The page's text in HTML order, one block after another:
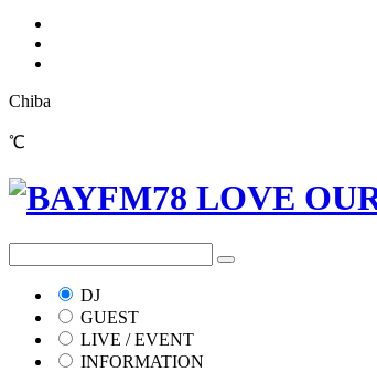
Chiba
℃
DJ
GUEST
LIVE / EVENT
INFORMATION